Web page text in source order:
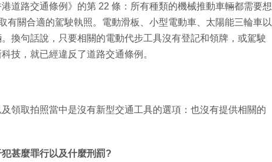
道路交通條例》的第 22 條：所有種類的機械推動車輛都需要想
有關合適的駕駛執照。電動滑板、小型電動車、太陽能三輪車以
換句話說，只要相關的電動代步工具沒有登記和領牌，或駕駛
技，就已經違反了道路交通條例。
領取拍照當中是沒有新型交通工具的選項：也沒有提供相關的
甚麼罪行以及什麼刑罰?